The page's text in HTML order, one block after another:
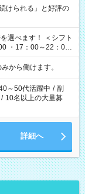
けられる」と好評の
・17：00～22：00
ど
から働けます。
～50代活躍中 / 副
/ 10名以上の大量募
詳細へ